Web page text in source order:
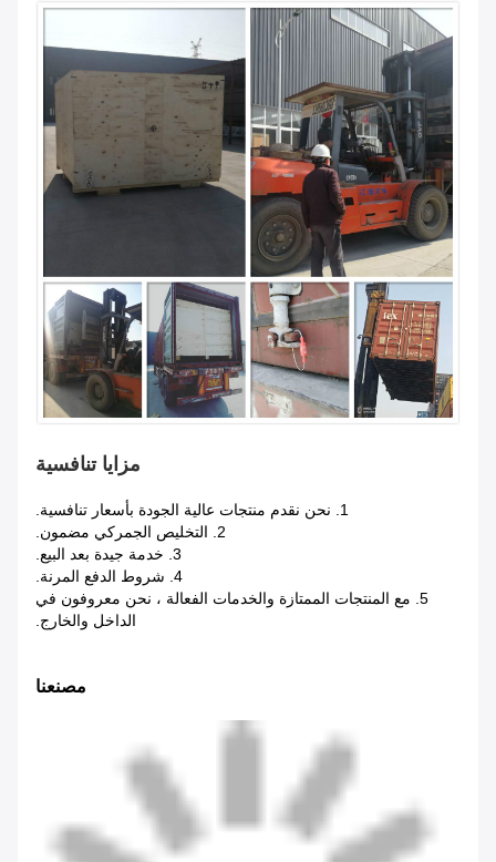
مزايا تنافسية
1. نحن نقدم منتجات عالية الجودة بأسعار تنافسية.
2. التخليص الجمركي مضمون.
3. خدمة جيدة بعد البيع.
4. شروط الدفع المرنة.
5. مع المنتجات الممتازة والخدمات الفعالة ، نحن معروفون في
الداخل والخارج.
مصنعنا